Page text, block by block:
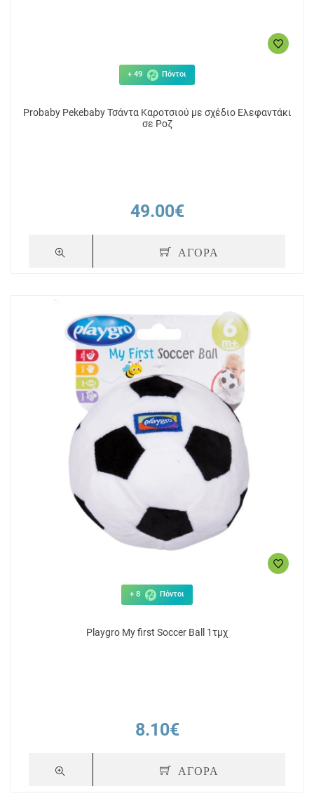
+ 49 Πόντοι
Probaby Pekebaby Τσάντα Καροτσιού με σχέδιο Ελεφαντάκι
σε Ροζ
49.00€
ΑΓΟΡΑ
+ 8 Πόντοι
Playgro My first Soccer Ball 1τμχ
8.10€
ΑΓΟΡΑ